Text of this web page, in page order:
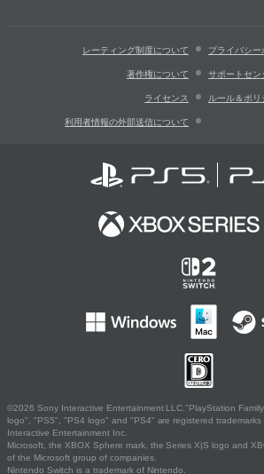
レーティング制度について プライバシー
著作権について サポートセン
ライセンス ルール＆ポリ
利用者情報の外部送信について
©2026 Sony Interactive Entertainment LLC."PlayStation
logo", "PS5", "PS4 logo" and "PS4" are registered trademarks
Interactive Entertainment Inc.
Microsoft, the XBOX Sphere mark, the Series X|S logo and
of the Microsoft group of companies.
Nintendo Switch is a trademark of Nintendo.